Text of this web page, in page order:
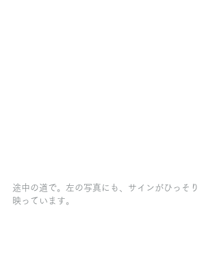
途中の道で。左の写真にも、サインがひっそり
映っています。